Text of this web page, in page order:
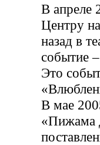
В апреле
Центру
назад в
событие
Это
В мае
«Пижама